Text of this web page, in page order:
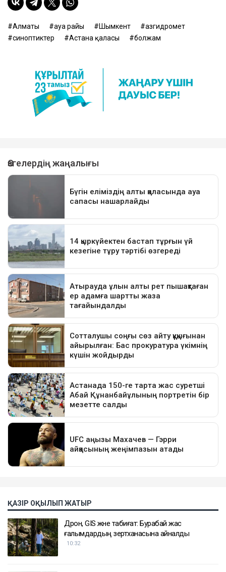
Алматы ауа райы Шымкент
Қазгидромет
синоптиктер
Астана қаласы болжам
ҚАЗІР ОҚЫЛЫП ЖАТЫР
Дрон, GIS және табиғат: Бурабай жас
ғалымдардың зертханасына айналды
10:32